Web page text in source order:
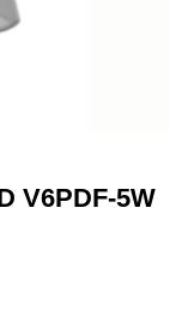
V6PDF-5W